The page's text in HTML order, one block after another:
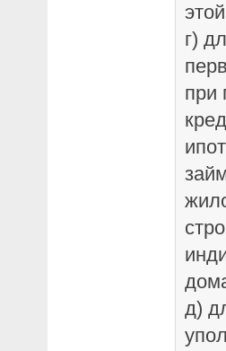
г)
при
д)